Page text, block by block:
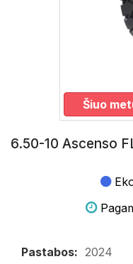
Šiuo
6.50-10 Ascenso
Pastabos: 2024